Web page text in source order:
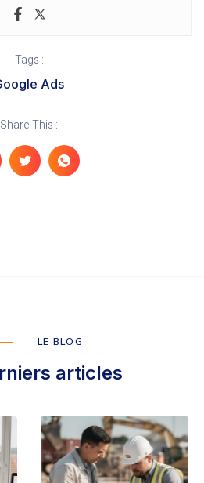
Tags :
Ads
Share This :
LE BLOG
articles